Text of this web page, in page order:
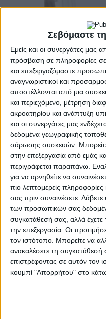
Σεβόμαστε
Εμείς και οι συνεργάτες μας
πρόσβαση σε πληροφορίες
και επεξεργαζόμαστε
αναγνωριστικοί και
αποστέλλονται από μια
και περιεχόμενο, μέτρηση
ακροατηρίου και ανάπτυξη
και οι συνεργάτες μας
δεδομένα γεωγραφικής
σάρωσης συσκευών. Μπορείτε
στην επεξεργασία από εμάς
περιγράφεται παραπάνω.
για να αρνηθείτε να
πιο λεπτομερείς πληροφορίες
σας πριν συναινέσετε. Λάβετε
των προσωπικών σας
συγκατάθεσή σας, αλλά έχετε
την επεξεργασία. Οι
τον ιστότοπο. Μπορείτε να
ανακαλέσετε τη
επιστρέφοντας σε αυτόν τον
κουμπί "Απορρήτου" στο
Υγεία, διατροφή &
Διατροφή 2.0: τα
18 Μάι